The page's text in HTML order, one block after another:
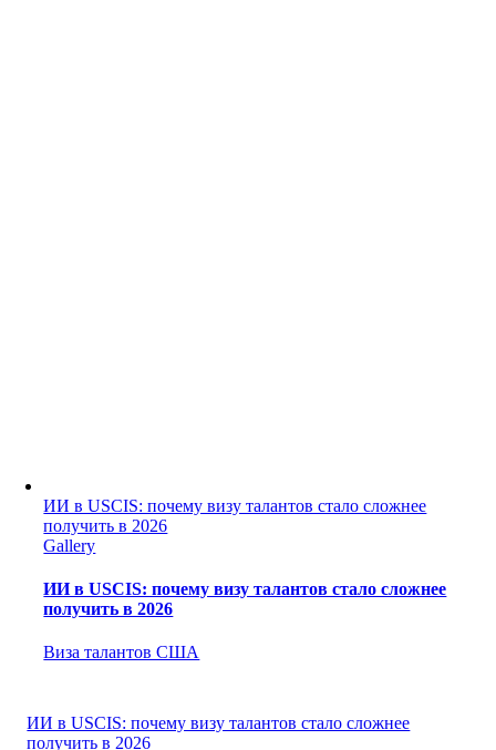
ИИ в USCIS: почему визу талантов стало сложнее
получить в 2026
Gallery
ИИ в USCIS: почему визу талантов стало сложнее
получить в 2026
Виза талантов США
ИИ в USCIS: почему визу талантов стало сложнее
получить в 2026